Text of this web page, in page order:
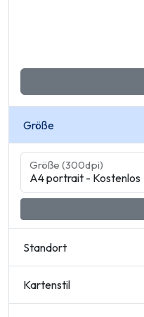
Größe
Größe (300dpi)
Standort
Kartenstil